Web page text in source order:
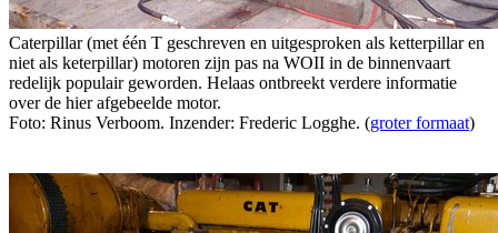
Caterpillar (met één T geschreven en uitgesproken als ketterpillar en
niet als keterpillar) motoren zijn pas na WOII in de binnenvaart
redelijk populair geworden. Helaas ontbreekt verdere informatie
over de hier afgebeelde motor.
Foto: Rinus Verboom. Inzender: Frederic Logghe. (groter formaat)